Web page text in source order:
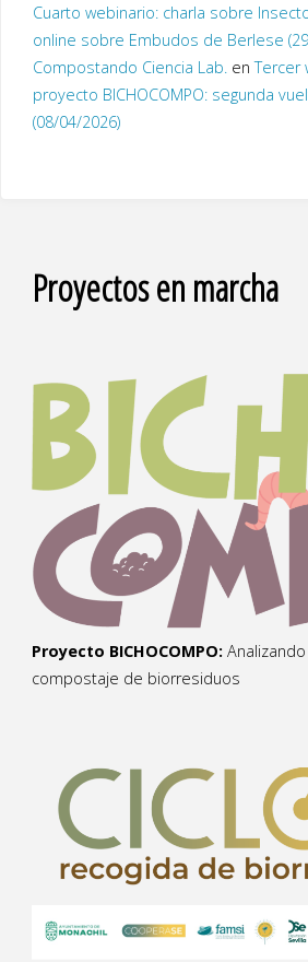
Cuarto webinario: charla sobre
online sobre Embudos de Berlese
Compostando Ciencia Lab.enTercer
proyecto BICHOCOMPO: segunda
(08/04/2026)
Proyectos en marcha
Proyecto BICHOCOMPO:
compostaje de biorresiduos